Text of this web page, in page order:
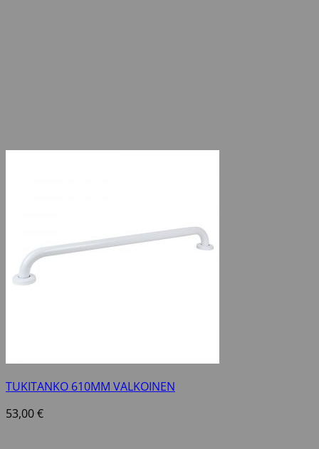
TUKITANKO 610MM VALKOINEN
53,00€